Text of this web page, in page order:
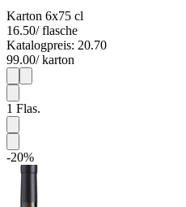
Karton 6x75 cl
16.50/ flasche
Katalogpreis: 20.70
99.00/ karton
1
1 Flas.
-20%